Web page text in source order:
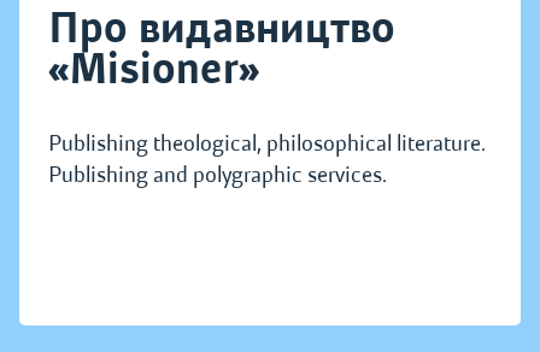
Про видавництво
«Misioner»
Publishing theological, philosophical literature.
Publishing and polygraphic services.